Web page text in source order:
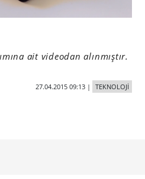
ait videodan alınmıştır.
27.04.2015 09:13| TEKNOLOJİ